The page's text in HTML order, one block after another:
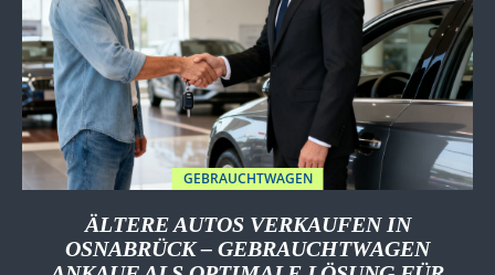
GEBRAUCHTWAGEN
ÄLTERE AUTOS VERKAUFEN IN
OSNABRÜCK – GEBRAUCHTWAGEN